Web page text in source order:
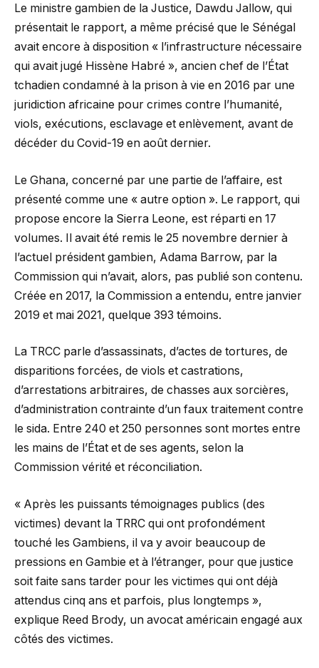
Le ministre gambien de la Justice, Dawdu Jallow, qui
présentait le rapport, a même précisé que le Sénégal
avait encore à disposition « l’infrastructure nécessaire
qui avait jugé Hissène Habré », ancien chef de l’État
tchadien condamné à la prison à vie en 2016 par une
juridiction africaine pour crimes contre l’humanité,
viols, exécutions, esclavage et enlèvement, avant de
décéder du Covid-19 en août dernier.
Le Ghana, concerné par une partie de l’affaire, est
présenté comme une « autre option ». Le rapport, qui
propose encore la Sierra Leone, est réparti en 17
volumes. Il avait été remis le 25 novembre dernier à
l’actuel président gambien, Adama Barrow, par la
Commission qui n’avait, alors, pas publié son contenu.
Créée en 2017, la Commission a entendu, entre janvier
2019 et mai 2021, quelque 393 témoins.
La TRCC parle d’assassinats, d’actes de tortures, de
disparitions forcées, de viols et castrations,
d’arrestations arbitraires, de chasses aux sorcières,
d’administration contrainte d’un faux traitement contre
le sida. Entre 240 et 250 personnes sont mortes entre
les mains de l’État et de ses agents, selon la
Commission vérité et réconciliation.
« Après les puissants témoignages publics (des
victimes) devant la TRRC qui ont profondément
touché les Gambiens, il va y avoir beaucoup de
pressions en Gambie et à l’étranger, pour que justice
soit faite sans tarder pour les victimes qui ont déjà
attendus cinq ans et parfois, plus longtemps »,
explique Reed Brody, un avocat américain engagé aux
côtés des victimes.